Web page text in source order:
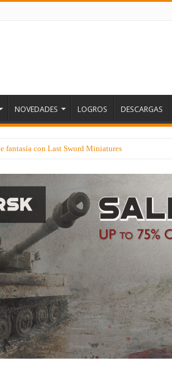
NOVEDADES LOGROS DESCARGAS
fantasía con Last Sword Miniatures